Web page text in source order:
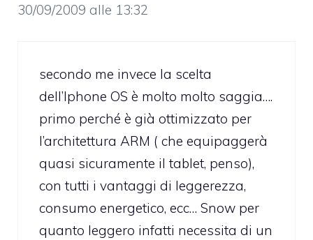
30/09/2009 alle 13:32
secondo me invece la scelta
dell’Iphone OS è molto molto saggia….
primo perché è già ottimizzato per
l’architettura ARM ( che equipaggerà
quasi sicuramente il tablet, penso),
con tutti i vantaggi di leggerezza,
consumo energetico, ecc… Snow per
quanto leggero infatti necessita di un